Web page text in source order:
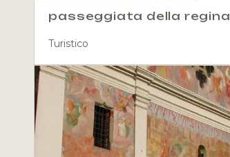
passeggiata della regina
Turistico